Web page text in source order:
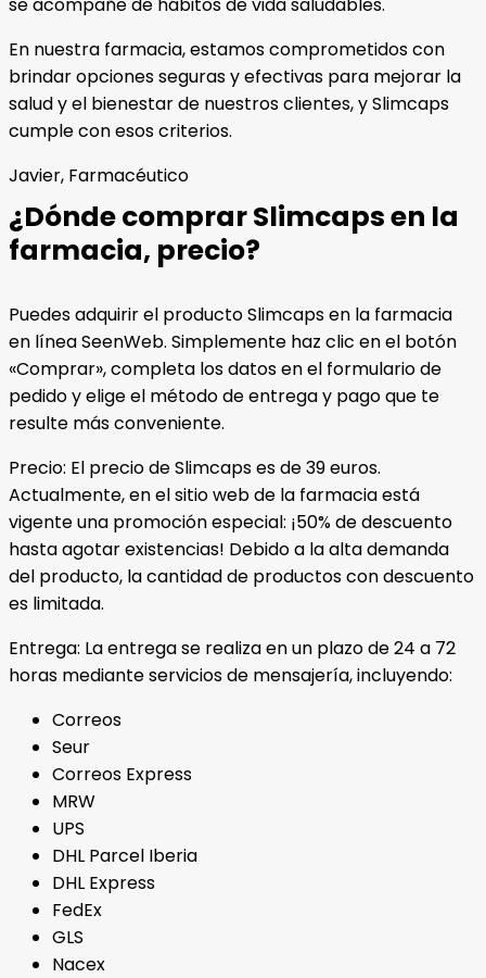
En nuestra farmacia, estamos comprometidos con
brindar opciones seguras y efectivas para mejorar la
salud y el bienestar de nuestros clientes, y Slimcaps
cumple con esos criterios.
Javier, Farmacéutico
¿Dónde comprar Slimcaps en la
farmacia, precio?
Puedes adquirir el producto Slimcaps en la farmacia
en línea SeenWeb. Simplemente haz clic en el botón
«Comprar», completa los datos en el formulario de
pedido y elige el método de entrega y pago que te
resulte más conveniente.
Precio: El precio de Slimcaps es de 39 euros.
Actualmente, en el sitio web de la farmacia está
vigente una promoción especial: ¡50% de descuento
hasta agotar existencias! Debido a la alta demanda
del producto, la cantidad de productos con descuento
es limitada.
Entrega: La entrega se realiza en un plazo de 24 a 72
horas mediante servicios de mensajería, incluyendo:
Correos
Seur
Correos Express
MRW
UPS
DHL Parcel Iberia
DHL Express
FedEx
GLS
Nacex